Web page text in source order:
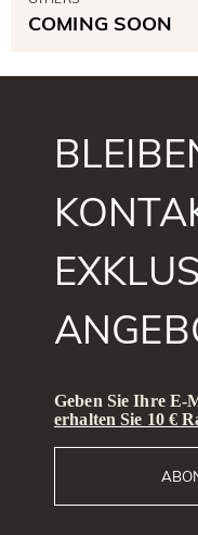
COMING SOON
Geben Sie Ihre E-
erhalten Sie 10 €